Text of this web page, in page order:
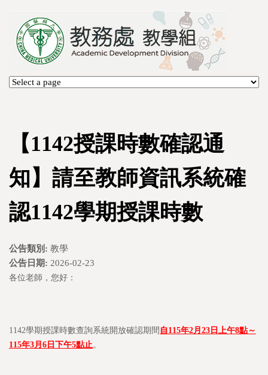
【1142授課時數確認通
知】請至教師資訊系統確
認1142學期授課時數
公告類別: 教學
公告日期: 2026-02-23
各位老師，您好：
1142學期授課時數查詢系統開放確認期間 自115年2月 23 日上午8點～
115年3月 6 日下午5點止。